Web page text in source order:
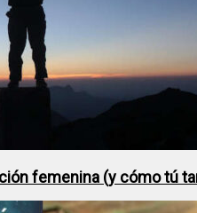
femenina (y cómo tú